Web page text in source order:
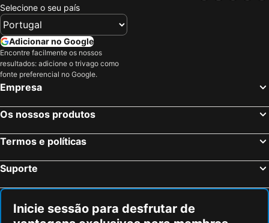
Selecione o seu país
Adicionar no Google
Encontre facilmente os nossos
resultados: adicione o trivago como
fonte preferencial no Google.
Empresa
Os nossos produtos
Termos e políticas
Suporte
Inicie sessão para desfrutar de